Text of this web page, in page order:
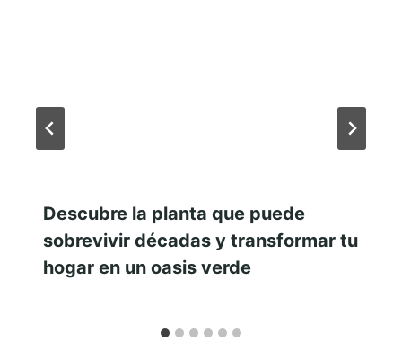
Descubre la planta que puede
sobrevivir décadas y transformar tu
hogar en un oasis verde